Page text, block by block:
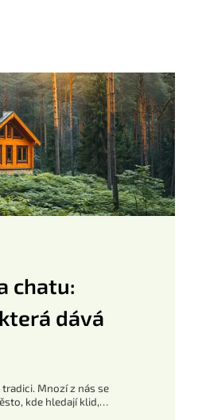
chatu:
dává
Mnozí z nás se
kde hledají klid,